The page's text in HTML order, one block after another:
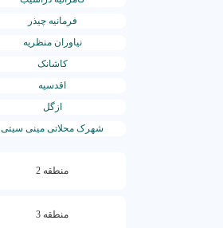
فرمانیه چیذر
نیاوران منظریه
کاشانک
اقدسیه
ازگل
شهرک محلاتی مینی سیتی
منطقه 2
منطقه 3